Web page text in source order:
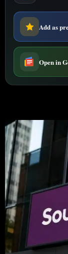
Add as
Open in